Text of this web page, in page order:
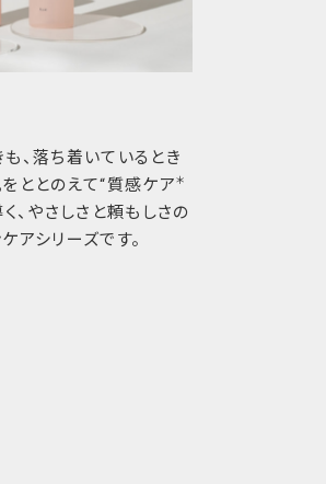
新たな価値を
詰め替え化粧品を発
「ノンフロンヘアスプレ
、落ち着いているとき
ととのえて“質感ケア＊
、やさしさと頼もしさの
アシリーズです。